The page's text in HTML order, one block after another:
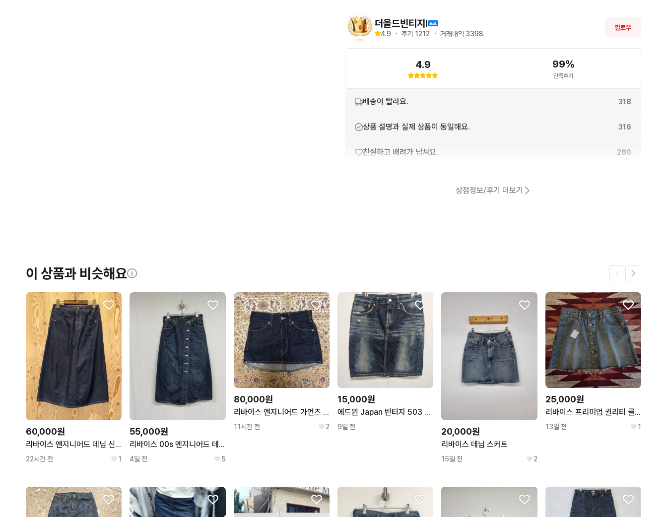
더올드빈티지l
4.9 ・ 후기 1212 ・ 거래내역 3398
팔로우
4.9 99%
만족후기
배송이 빨라요. 318
상품 설명과 실제 상품이 동일해요. 316
친절하고 배려가 넘쳐요. 280
무리한 네고를 하지 않아요. 1
꼭 필요한 문의만 해요. 1
상점정보/후기 더보기
이 상품과 비슷해요
60,000원
리바이스 엔지니어드 데님 신치백 롱스커트
22시간 전 1
55,000원
리바이스 00s 엔지니어드 데님 롱스커트
4일 전 5
80,000원
리바이스 엔지니어드 가먼츠 데님스커트 levis engineered ga
11시간 전 2
15,000원
에드윈 Japan 빈티지 503 데님 스커트S
9일 전 20,000원
리바이스 데님 스커트
15일 전 2
25,000원
리바이스 프리미엄 퀄리티 클로징 데님 스커트 치마 (28)
13일 전 1